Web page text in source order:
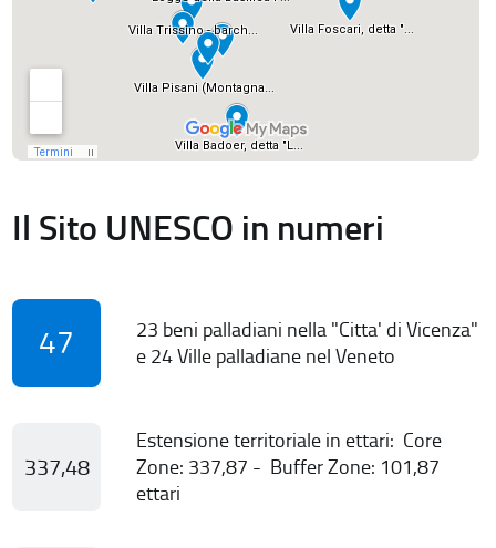
Il Sito UNESCO in numeri
47
23 beni palladiani nella "Citta' di Vicenza"
e 24 Ville palladiane nel Veneto
337,48
Estensione territoriale in ettari: Core
Zone: 337,87 - Buffer Zone: 101,87
ettari